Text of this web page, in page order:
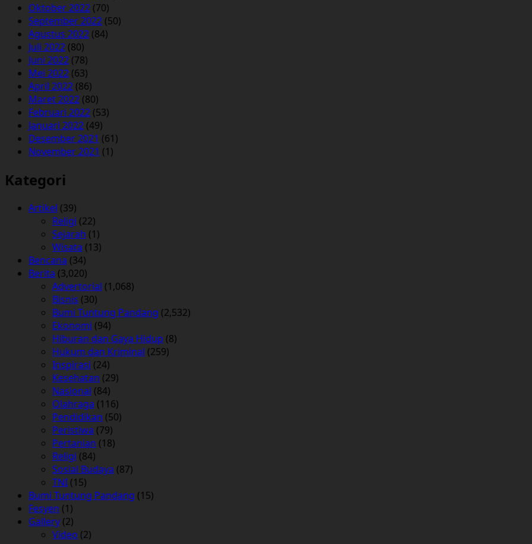
Oktober 2022 (70)
September 2022 (50)
Agustus 2022 (84)
Juli 2022 (80)
Juni 2022 (78)
Mei 2022 (63)
April 2022 (86)
Maret 2022 (80)
Februari 2022 (53)
Januari 2022 (49)
Desember 2021 (61)
November 2021 (1)
Kategori
Artikel (39)
Religi (22)
Sejarah (1)
Wisata (13)
Bencana (34)
Berita (3,020)
Advertorial (1,068)
Bisnis (30)
Bumi Tuntung Pandang (2,532)
Ekonomi (94)
Hiburan dan Gaya Hidup (8)
Hukum dan Kriminal (259)
Inspirasi (24)
Kesehatan (29)
Nasional (84)
Olahraga (116)
Pendidikan (50)
Peristiwa (79)
Pertanian (18)
Religi (84)
Sosial Budaya (87)
TNI (15)
Bumi Tuntung Pandang (15)
Fesyen (1)
Gallery (2)
Video (2)